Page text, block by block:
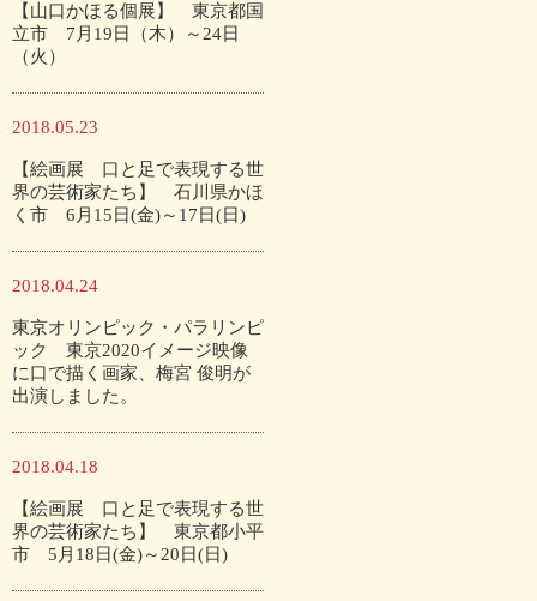
【山口かほる個展】 東京都国
立市 7月19日（木）～24日
（火）
2018.05.23
【絵画展 口と足で表現する世
界の芸術家たち】 石川県かほ
く市 6月15日(金)～17日(日)
2018.04.24
東京オリンピック・パラリンピ
ック 東京2020イメージ映像
に口で描く画家、梅宮 俊明が
出演しました。
2018.04.18
【絵画展 口と足で表現する世
界の芸術家たち】 東京都小平
市 5月18日(金)～20日(日)